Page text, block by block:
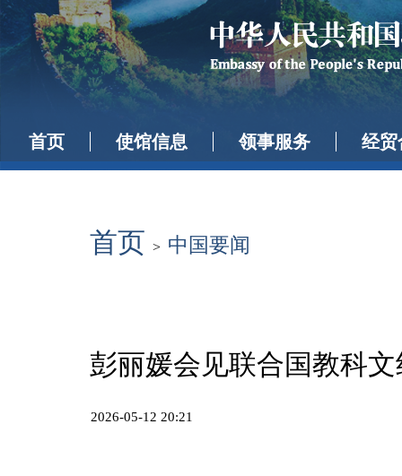
首页 使馆信息 领事服务 经贸
首页 > 中国要闻
彭丽媛会见联合国教科
2026-05-12 20:21